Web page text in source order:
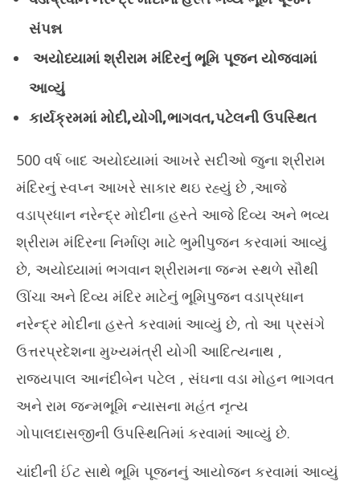
NOW VIEWING
અયોધ્યા : જયશ્રી રામના નાદ સાથે ભવ્ય અને દિવ્ય રામ મંદિરનું ભૂમિ
August
5,
2020
સંપન્ન
અયોધ્યામાં શ્રીરામ મંદિરનું ભૂમિ પૂજન યોજવામાં
આવ્યું
કાર્યક્રમમાં મોદી,યોગી,ભાગવત,પટેલની ઉપસ્થિત
500 વર્ષ બાદ અયોધ્યામાં આખરે સદીઓ જુના શ્રીરામ
મંદિરનું સ્વપ્ન આખરે સાકાર થઇ રહ્યું છે ,આજે
વડાપ્રધાન નરેન્દ્ર મોદીના હસ્તે આજે દિવ્ય અને ભવ્ય
શ્રીરામ મંદિરના નિર્માણ માટે ભુમીપુજન કરવામાં આવ્યું
છે, અયોધ્યામાં ભગવાન શ્રીરામના જન્મ સ્થળે સૌથી
ઊંચા અને દિવ્ય મંદિર માટેનું ભૂમિપુજન વડાપ્રધાન
નરેન્દ્ર મોદીના હસ્તે કરવામાં આવ્યું છે, તો આ પ્રસંગે
ઉત્તરપ્રદેશના મુખ્યમંત્રી યોગી આદિત્યનાથ ,
રાજ્યપાલ આનંદીબેન પટેલ , સંઘના વડા મોહન ભાગવત
અને રામ જન્મભૂમિ ન્યાસના મહંત નૃત્ય
ગોપાલદાસજીની ઉપસ્થિતિમાં કરવામાં આવ્યું છે.
ચાંદીની ઈંટ સાથે ભૂમિ પૂજનનું આયોજન કરવામાં આવ્યું